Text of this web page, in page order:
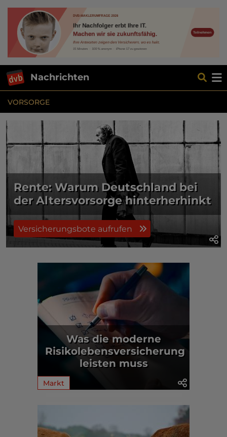
Nachrichten
VORSORGE
Rente: Warum Deutschland bei
der Altersvorsorge hinterherhinkt
Versicherungsbote aufrufen
Was die moderne
Risikolebensversicherung
leisten muss
Markt